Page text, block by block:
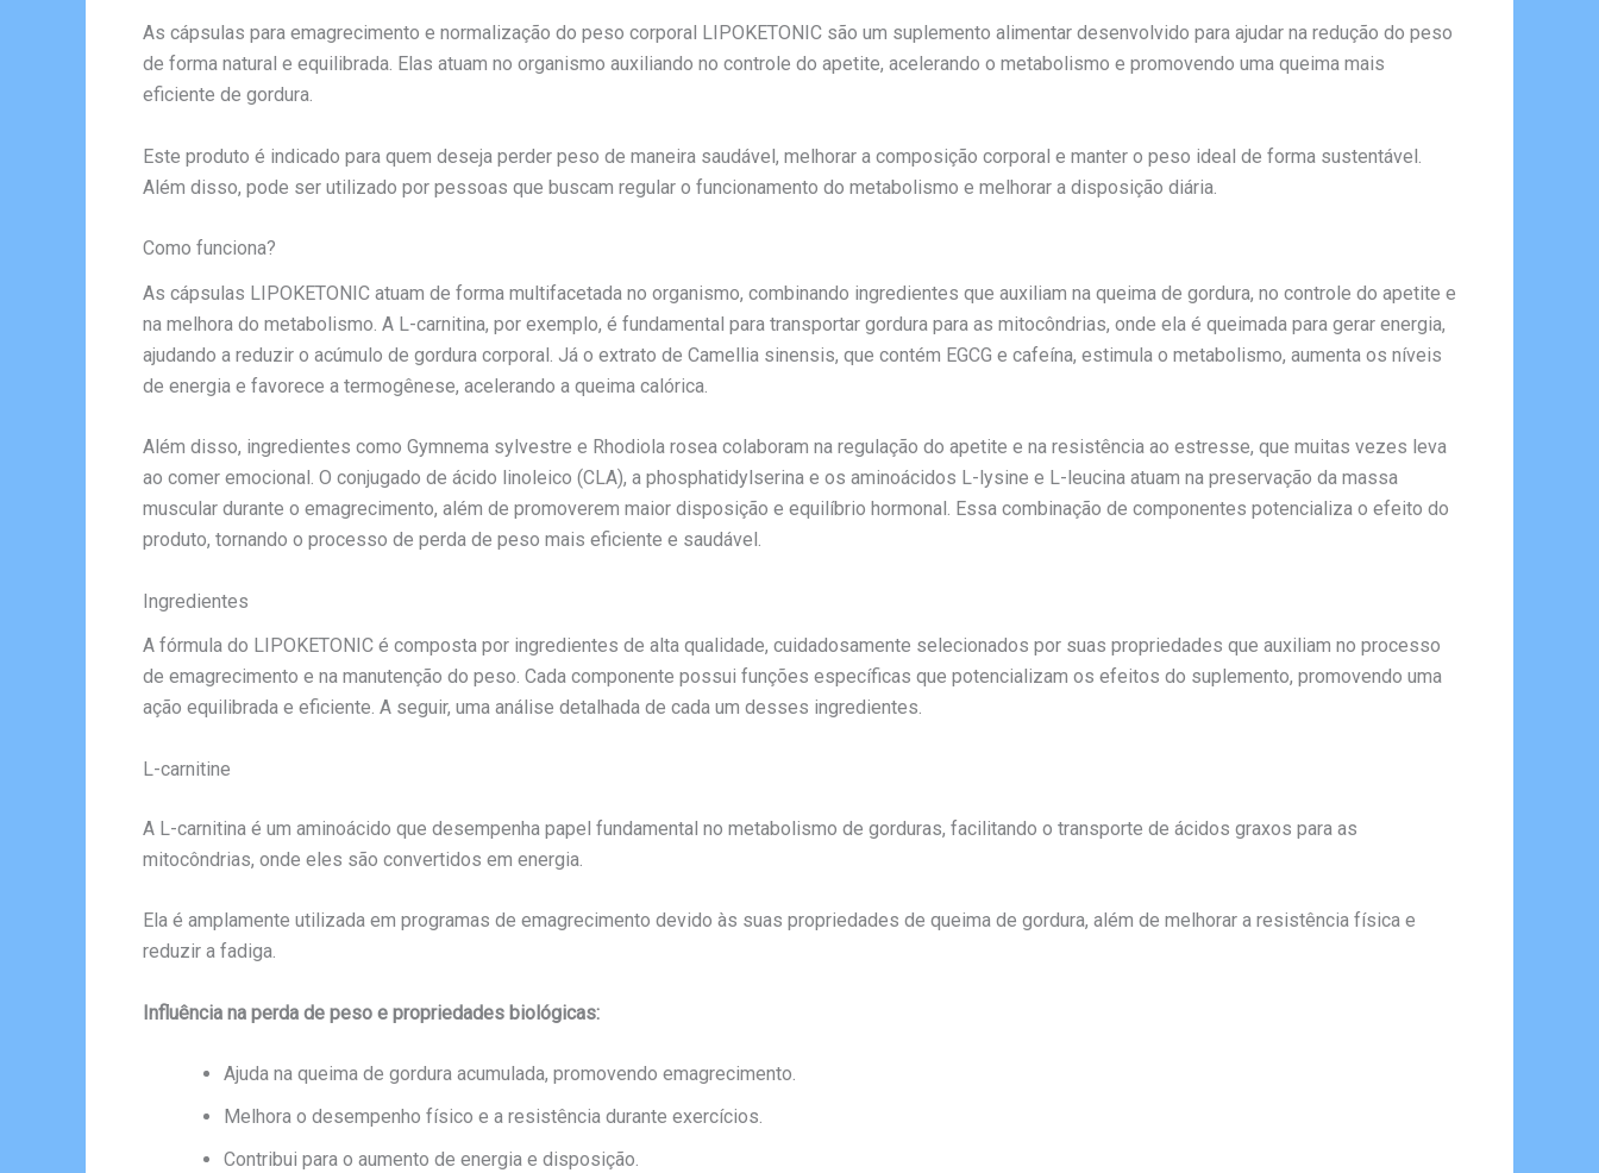
As cápsulas para emagrecimento e normalização do peso corporal LIPOKETONIC são um suplemento alimentar desenvolvido para ajudar na redução do peso
de forma natural e equilibrada. Elas atuam no organismo auxiliando no controle do apetite, acelerando o metabolismo e promovendo uma queima mais
eficiente de gordura.
Este produto é indicado para quem deseja perder peso de maneira saudável, melhorar a composição corporal e manter o peso ideal de forma sustentável.
Além disso, pode ser utilizado por pessoas que buscam regular o funcionamento do metabolismo e melhorar a disposição diária.
Como funciona?
As cápsulas LIPOKETONIC atuam de forma multifacetada no organismo, combinando ingredientes que auxiliam na queima de gordura, no controle do apetite e
na melhora do metabolismo. A L-carnitina, por exemplo, é fundamental para transportar gordura para as mitocôndrias, onde ela é queimada para gerar energia,
ajudando a reduzir o acúmulo de gordura corporal. Já o extrato de Camellia sinensis, que contém EGCG e cafeína, estimula o metabolismo, aumenta os níveis
de energia e favorece a termogênese, acelerando a queima calórica.
Além disso, ingredientes como Gymnema sylvestre e Rhodiola rosea colaboram na regulação do apetite e na resistência ao estresse, que muitas vezes leva
ao comer emocional. O conjugado de ácido linoleico (CLA), a phosphatidylserina e os aminoácidos L-lysine e L-leucina atuam na preservação da massa
muscular durante o emagrecimento, além de promoverem maior disposição e equilíbrio hormonal. Essa combinação de componentes potencializa o efeito do
produto, tornando o processo de perda de peso mais eficiente e saudável.
Ingredientes
A fórmula do LIPOKETONIC é composta por ingredientes de alta qualidade, cuidadosamente selecionados por suas propriedades que auxiliam no processo
de emagrecimento e na manutenção do peso. Cada componente possui funções específicas que potencializam os efeitos do suplemento, promovendo uma
ação equilibrada e eficiente. A seguir, uma análise detalhada de cada um desses ingredientes.
L-carnitine
A L-carnitina é um aminoácido que desempenha papel fundamental no metabolismo de gorduras, facilitando o transporte de ácidos graxos para as
mitocôndrias, onde eles são convertidos em energia.
Ela é amplamente utilizada em programas de emagrecimento devido às suas propriedades de queima de gordura, além de melhorar a resistência física e
reduzir a fadiga.
Influência na perda de peso e propriedades biológicas:
Ajuda na queima de gordura acumulada, promovendo emagrecimento.
Melhora o desempenho físico e a resistência durante exercícios.
Contribui para o aumento de energia e disposição.